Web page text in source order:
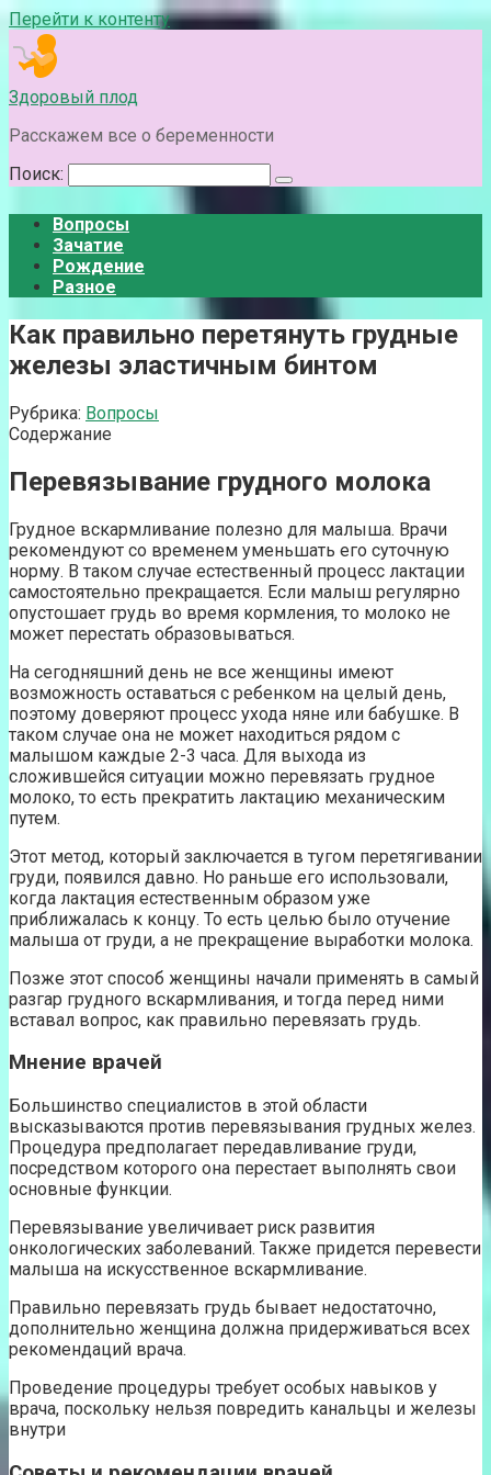
Перейти к контенту
Здоровый плод
Расскажем все о беременности
Поиск:
Вопросы
Зачатие
Рождение
Разное
Как правильно перетянуть грудные
железы эластичным бинтом
Рубрика: Вопросы
Содержание
Перевязывание грудного молока
Грудное вскармливание полезно для малыша. Врачи
рекомендуют со временем уменьшать его суточную
норму. В таком случае естественный процесс лактации
самостоятельно прекращается. Если малыш регулярно
опустошает грудь во время кормления, то молоко не
может перестать образовываться.
На сегодняшний день не все женщины имеют
возможность оставаться с ребенком на целый день,
поэтому доверяют процесс ухода няне или бабушке. В
таком случае она не может находиться рядом с
малышом каждые 2-3 часа. Для выхода из
сложившейся ситуации можно перевязать грудное
молоко, то есть прекратить лактацию механическим
путем.
Этот метод, который заключается в тугом перетягивании
груди, появился давно. Но раньше его использовали,
когда лактация естественным образом уже
приближалась к концу. То есть целью было отучение
малыша от груди, а не прекращение выработки молока.
Позже этот способ женщины начали применять в самый
разгар грудного вскармливания, и тогда перед ними
вставал вопрос, как правильно перевязать грудь.
Мнение врачей
Большинство специалистов в этой области
высказываются против перевязывания грудных желез.
Процедура предполагает передавливание груди,
посредством которого она перестает выполнять свои
основные функции.
Перевязывание увеличивает риск развития
онкологических заболеваний. Также придется перевести
малыша на искусственное вскармливание.
Правильно перевязать грудь бывает недостаточно,
дополнительно женщина должна придерживаться всех
рекомендаций врача.
Проведение процедуры требует особых навыков у
врача, поскольку нельзя повредить канальцы и железы
внутри